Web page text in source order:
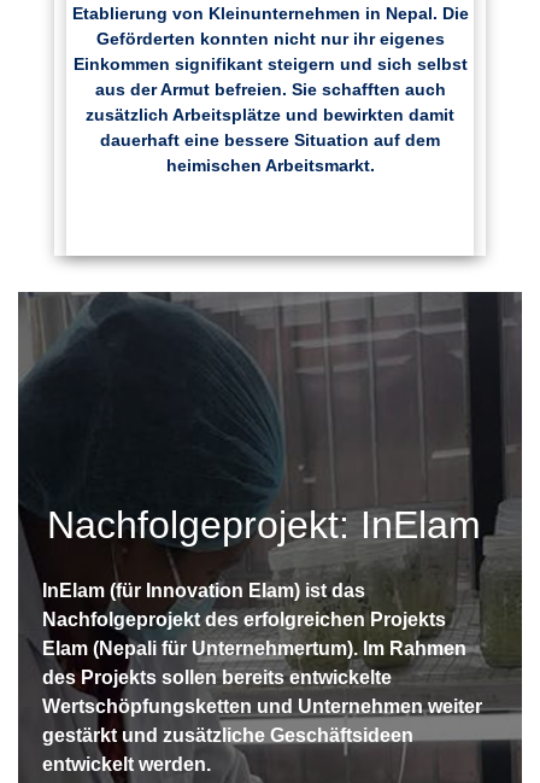
Etablierung von Kleinunternehmen in Nepal. Die
Geförderten konnten nicht nur ihr eigenes
Einkommen signifikant steigern und sich selbst
aus der Armut befreien. Sie schafften auch
zusätzlich Arbeitsplätze und bewirkten damit
dauerhaft eine bessere Situation auf dem
heimischen Arbeitsmarkt.
Nachfolgeprojekt: InElam
InElam (für Innovation Elam) ist das
Nachfolgeprojekt des erfolgreichen Projekts
Elam (Nepali für Unternehmertum). Im Rahmen
des Projekts sollen bereits entwickelte
Wertschöpfungsketten und Unternehmen weiter
gestärkt und zusätzliche Geschäftsideen
entwickelt werden.